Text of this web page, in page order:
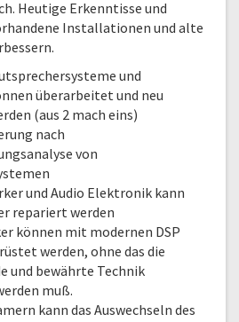
Heutige Erkenntisse und
Installationen und alte
und
überarbeitet und neu
(aus 2 mach eins)
nach
von
und Audio Elektronik kann
repariert werden
können mit modernen DSP
werden, ohne das die
und bewährte Technik
muß.
kann das Auswechseln des